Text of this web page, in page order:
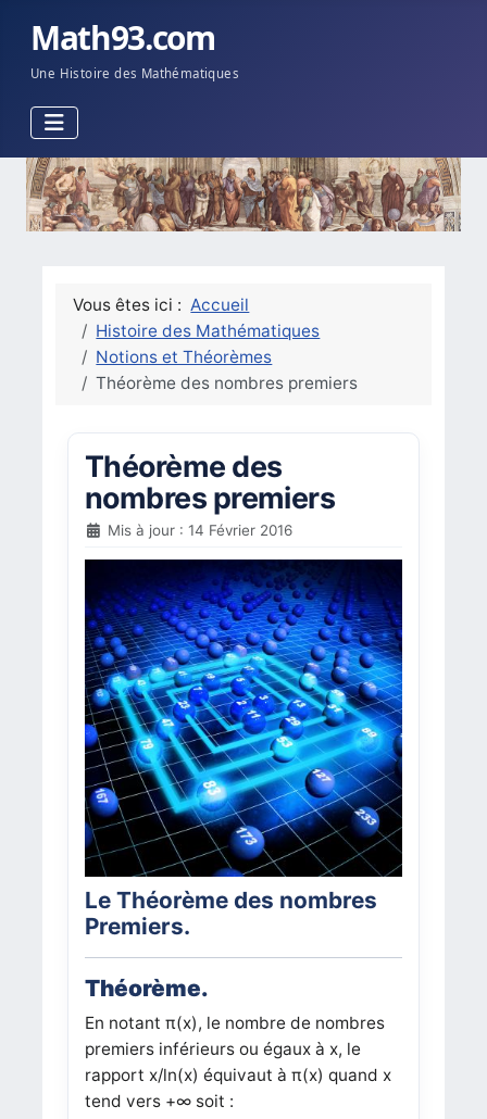
Math93.com
Une Histoire des Mathématiques
Vous êtes ici : Accueil
Histoire des Mathématiques
Notions et Théorèmes
Théorème des nombres premiers
Théorème des
nombres premiers
Mis à jour : 14 Février 2016
Le Théorème des nombres
Premiers.
Théorème.
En notant π(x), le nombre de nombres
premiers inférieurs ou égaux à x, le
rapport x/ln(x) équivaut à π(x) quand x
tend vers +∞ soit :